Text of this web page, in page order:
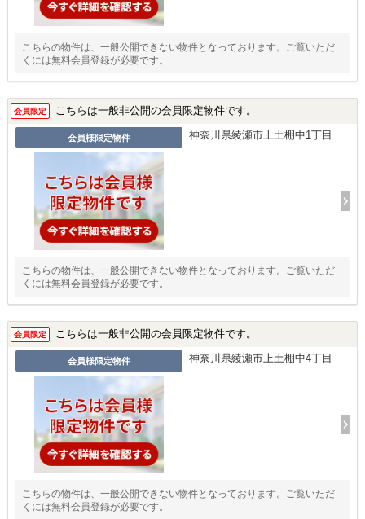
こちらの物件は、一般公開できない物件となっております。ご覧いただ
くには無料会員登録が必要です。
会員限定 こちらは一般非公開の会員限定物件です。
会員様限定物件 神奈川県綾瀬市上土棚中1丁目
こちらの物件は、一般公開できない物件となっております。ご覧いただ
くには無料会員登録が必要です。
会員限定 こちらは一般非公開の会員限定物件です。
会員様限定物件 神奈川県綾瀬市上土棚中4丁目
こちらの物件は、一般公開できない物件となっております。ご覧いただ
くには無料会員登録が必要です。